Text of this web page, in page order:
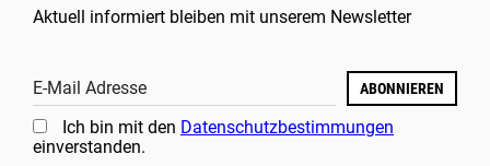
Aktuell informiert bleiben mit unserem Newsletter
E-Mail Adresse ABONNIEREN
Ich bin mit den Datenschutzbestimmungen
einverstanden.